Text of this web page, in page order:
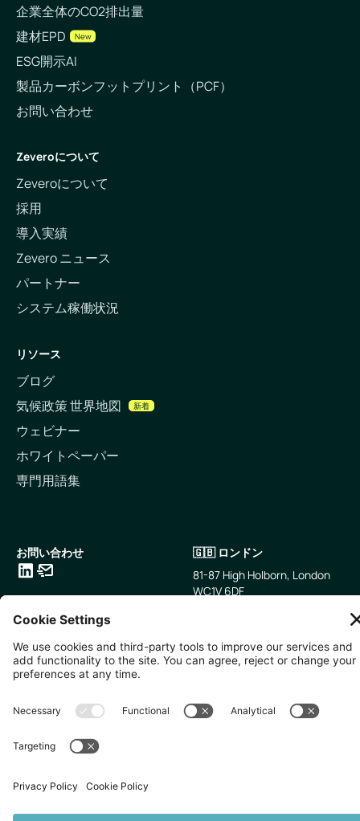
企業全体のCO2排出量
建材EPD
New
ESG開示AI
製品カーボンフットプリント（PCF）
お問い合わせ
Zeveroについて
Zeveroについて
採用
導入実績
Zevero ニュース
パートナー
システム稼働状況
リソース
ブログ
気候政策 世界地図
新着
ウェビナー
ホワイトペーパー
専門用語集
お問い合わせ
🇬🇧 ロンドン
81-87 High Holborn, London
WC1V 6DF
🇸🇬 シンガポール
10 Anson Rd, #05-01,
International Plaza Singapore
〒107-0052 東京都港区赤坂5
丁目2−33
プライバシーポリシー クッキーの設定